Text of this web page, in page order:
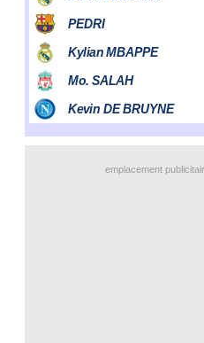
emplacement